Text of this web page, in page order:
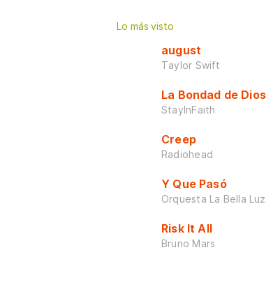
Lo más visto
august
Taylor Swift
La Bondad de Dios
StayInFaith
Creep
Radiohead
Y Que Pasó
Orquesta La Bella Luz
Risk It All
Bruno Mars